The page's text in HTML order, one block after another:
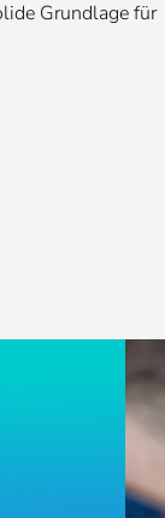
Grundlage für